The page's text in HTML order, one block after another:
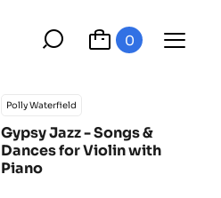
0
Polly Waterfield
Gypsy Jazz - Songs &
Dances for Violin with
Piano